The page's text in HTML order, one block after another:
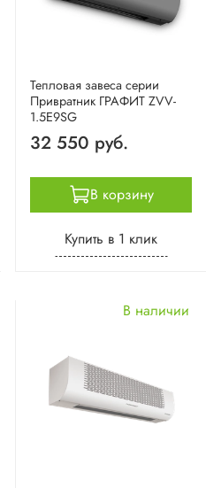
Тепловая завеса серии
Привратник ГРАФИТ ZVV-
1.5E9SG
32 550 руб.
В корзину
Купить в 1 клик
В наличии